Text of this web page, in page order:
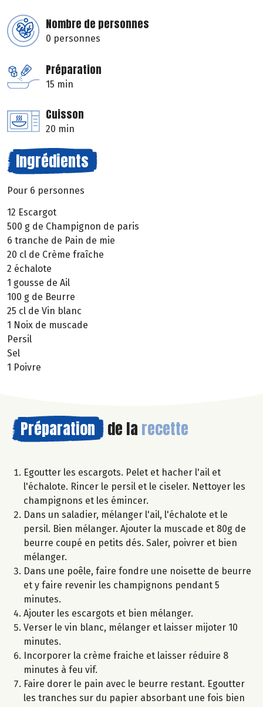
Nombre de personnes
0 personnes
Préparation
15 min
Cuisson
20 min
Ingrédients
Pour 6 personnes
12 Escargot
500 g de Champignon de paris
6 tranche de Pain de mie
20 cl de Crème fraîche
2 échalote
1 gousse de Ail
100 g de Beurre
25 cl de Vin blanc
1 Noix de muscade
Persil
Sel
1 Poivre
Préparation de la recette
Egoutter les escargots. Pelet et hacher l'ail et
l'échalote. Rincer le persil et le ciseler. Nettoyer les
champignons et les émincer.
Dans un saladier, mélanger l'ail, l'échalote et le
persil. Bien mélanger. Ajouter la muscade et 80g de
beurre coupé en petits dés. Saler, poivrer et bien
mélanger.
Dans une poêle, faire fondre une noisette de beurre
et y faire revenir les champignons pendant 5
minutes.
Ajouter les escargots et bien mélanger.
Verser le vin blanc, mélanger et laisser mijoter 10
minutes.
Incorporer la crème fraiche et laisser réduire 8
minutes à feu vif.
Faire dorer le pain avec le beurre restant. Egoutter
les tranches sur du papier absorbant une fois bien